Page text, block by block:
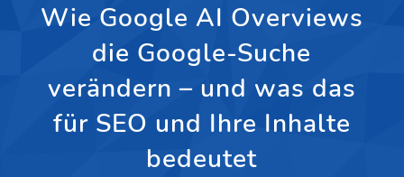
Wie Google AI Overviews
die Google-Suche
verändern – und was das
für SEO und Ihre Inhalte
bedeutet